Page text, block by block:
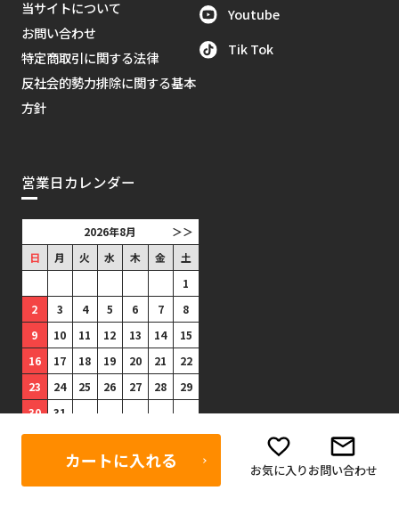
カートに入れる お気に入りお問い合わせ
当サイトについて
お問い合わせ
特定商取引に関する法律
反社会的勢力排除に関する基本
方針
Youtube
Tik Tok
営業日カレンダー
＞＞
2026年8月
日
月 火 水 木 金
土
1
2
3 4 5 6 7
8
9
10 11 12 13 14
15
16
17 18 19 20 21
22
23
24 25 26 27 28
29
30
31
は出荷あり)